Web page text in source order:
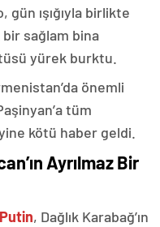
ışığıyla birlikte
bir sağlam bina
yürek burktu.
önemli
tüm
yine kötü haber geldi.
Ayrılmaz Bir
, Dağlık Karabağ’ın